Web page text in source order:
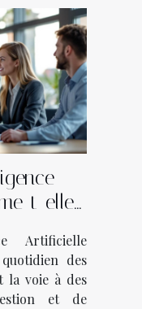
t-elle
Artificielle
des
la voie à des
et de